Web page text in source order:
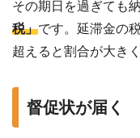
その期日を過ぎても
税」です。延滞金の
超えると割合が大き
督促状が届く